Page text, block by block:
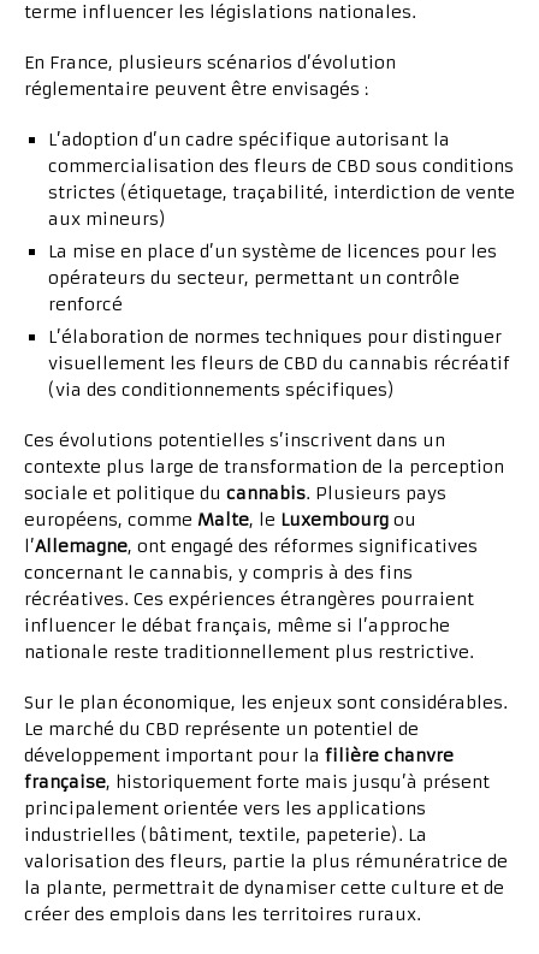
terme influencer les législations nationales.
En France, plusieurs scénarios d’évolution
réglementaire peuvent être envisagés :
L’adoption d’un cadre spécifique autorisant la
commercialisation des fleurs de CBD sous conditions
strictes (étiquetage, traçabilité, interdiction de vente
aux mineurs)
La mise en place d’un système de licences pour les
opérateurs du secteur, permettant un contrôle
renforcé
L’élaboration de normes techniques pour distinguer
visuellement les fleurs de CBD du cannabis récréatif
(via des conditionnements spécifiques)
Ces évolutions potentielles s’inscrivent dans un
contexte plus large de transformation de la perception
sociale et politique du cannabis. Plusieurs pays
européens, comme Malte, le Luxembourg ou
l’Allemagne, ont engagé des réformes significatives
concernant le cannabis, y compris à des fins
récréatives. Ces expériences étrangères pourraient
influencer le débat français, même si l’approche
nationale reste traditionnellement plus restrictive.
Sur le plan économique, les enjeux sont considérables.
Le marché du CBD représente un potentiel de
développement important pour la filière chanvre
française, historiquement forte mais jusqu’à présent
principalement orientée vers les applications
industrielles (bâtiment, textile, papeterie). La
valorisation des fleurs, partie la plus rémunératrice de
la plante, permettrait de dynamiser cette culture et de
créer des emplois dans les territoires ruraux.